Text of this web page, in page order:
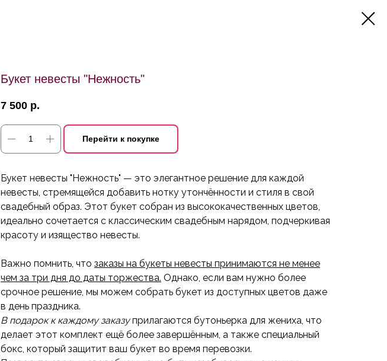
Букет невесты "Нежность"
7 500 р.
Перейти к покупке
Букет невесты "Нежность" — это элегантное решение для каждой
невесты, стремящейся добавить нотку утончённости и стиля в свой
свадебный образ. Этот букет собран из высококачественных цветов,
идеально сочетается с классическим свадебным нарядом, подчеркивая
красоту и изящество невесты.
Важно помнить, что заказы на букеты невесты принимаются не менее
чем за три дня до даты торжества. Однако, если вам нужно более
срочное решение, мы можем собрать букет из доступных цветов даже
в день праздника.
В подарок к каждому заказуприлагаются бутоньерка для жениха, что
делает этот комплект ещё более завершённым, а также специальный
бокс, который защитит ваш букет во время перевозки.